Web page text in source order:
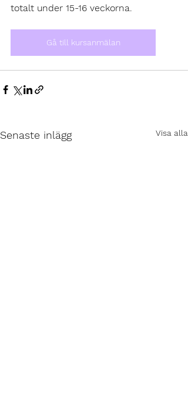
totalt under 15-16 veckorna.
Gå till kursanmälan
Senaste inlägg Visa alla